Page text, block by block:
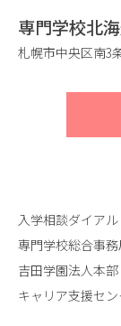
専門学校北
札幌市中央区南3
入学相談ダイアル
専門学校総合事務
吉田学園法人本部
キャリア支援セン